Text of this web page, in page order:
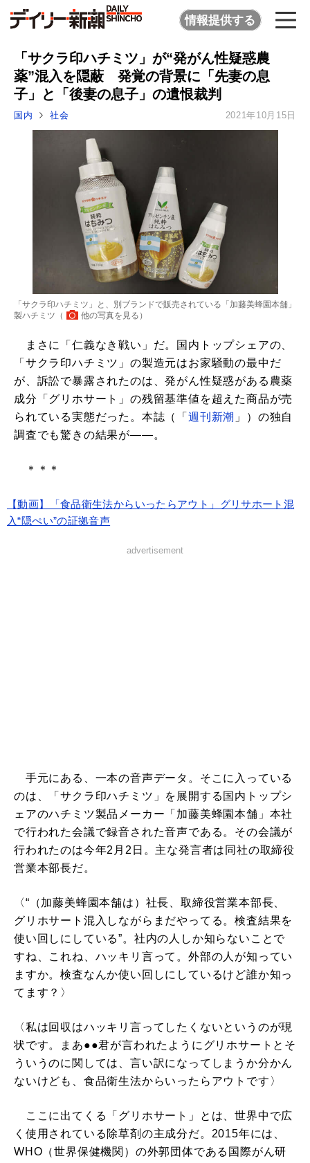
情報提供する
「サクラ印ハチミツ」が“発がん性疑惑農
薬”混入を隠蔽 発覚の背景に「先妻の息
子」と「後妻の息子」の遺恨裁判
国内 社会 2021年10月15日
「サクラ印ハチミツ」と、別ブランドで販売されている「加藤美蜂園本舗」
製ハチミツ（
他の写真を見る ）
まさに「仁義なき戦い」だ。国内トップシェアの、
「サクラ印ハチミツ」の製造元はお家騒動の最中だ
が、訴訟で暴露されたのは、発がん性疑惑がある農薬
成分「グリホサート」の残留基準値を超えた商品が売
られている実態だった。本誌（「 週刊新潮 」）の独自
調査でも驚きの結果が――。
＊＊＊
【動画】「食品衛生法からいったらアウト」グリサホート混
入“隠ぺい”の証拠音声
advertisement
手元にある、一本の音声データ。そこに入っている
のは、「サクラ印ハチミツ」を展開する国内トップシ
ェアのハチミツ製品メーカー「加藤美蜂園本舗」本社
で行われた会議で録音された音声である。その会議が
行われたのは今年2月2日。主な発言者は同社の取締役
営業本部長だ。
〈“（加藤美蜂園本舗は）社長、取締役営業本部長、
グリホサート混入しながらまだやってる。検査結果を
使い回しにしている”。社内の人しか知らないことで
すね、これね、ハッキリ言って。外部の人が知ってい
ますか。検査なんか使い回しにしているけど誰か知っ
てます？〉
〈私は回収はハッキリ言ってしたくないというのが現
状です。まあ●●君が言われたようにグリホサートとそ
ういうのに関しては、言い訳になってしまうか分かん
ないけども、食品衛生法からいったらアウトです〉
ここに出てくる「グリホサート」とは、世界中で広
く使用されている除草剤の主成分だ。2015年には、
WHO（世界保健機関）の外郭団体である国際がん研